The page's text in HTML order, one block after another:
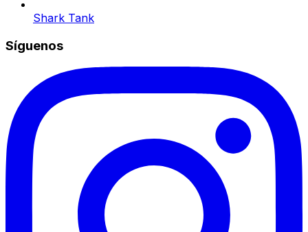
Shark Tank
Síguenos